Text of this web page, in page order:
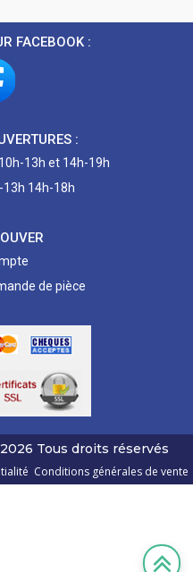
FACEBOOK :
:
13h et 14h-19h
13h 14h-18h
de pièce
Tous droits réservés
Conditions générales de vente